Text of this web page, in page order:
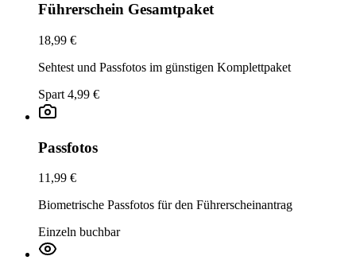
Führerschein Gesamtpaket
18,99 €
Sehtest und Passfotos im günstigen Komplettpaket
Spart 4,99 €
Passfotos
11,99 €
Biometrische Passfotos für den Führerscheinantrag
Einzeln buchbar